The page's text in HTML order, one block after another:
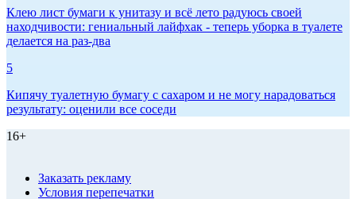
Клею лист бумаги к унитазу и всё лето радуюсь своей
находчивости: гениальный лайфхак - теперь уборка в туалете
делается на раз-два
5
Кипячу туалетную бумагу с сахаром и не могу нарадоваться
результату: оценили все соседи
16+
Заказать рекламу
Условия перепечатки